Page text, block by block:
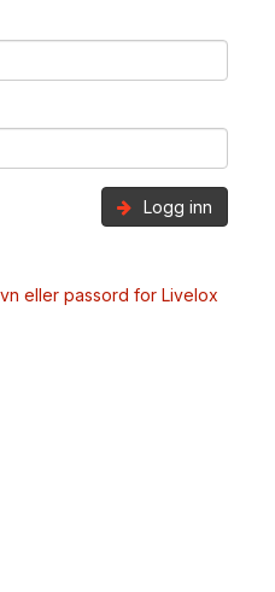
Logg inn
eller passord for Livelox